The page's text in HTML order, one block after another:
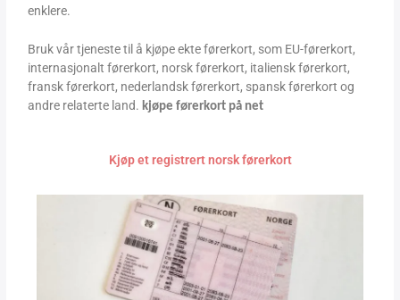
enklere.
Bruk vår tjeneste til å kjøpe ekte førerkort, som EU-førerkort,
internasjonalt førerkort, norsk førerkort, italiensk førerkort,
fransk førerkort, nederlandsk førerkort, spansk førerkort og
andre relaterte land. kjøpe førerkort på net
Kjøp et registrert norsk førerkort